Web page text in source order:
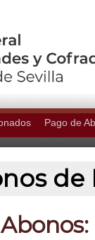
Pago de
de